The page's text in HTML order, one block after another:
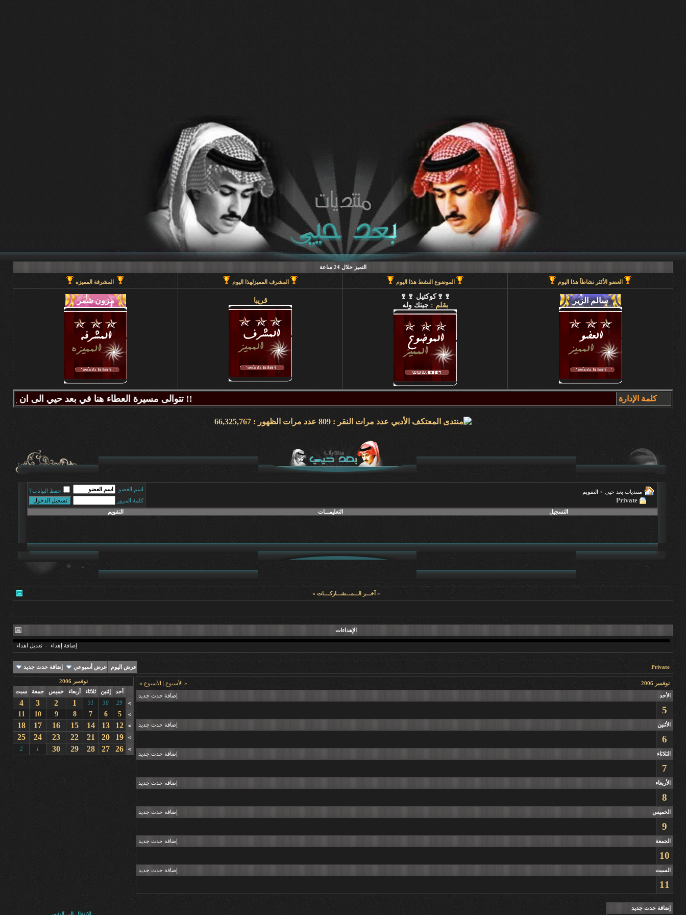
التميز خلال 24 ساعة
العضو الأكثر نشاطاً هذا اليوم الموضوع النشط هذا اليوم المشرف المميزلهذا اليوم المشرفة المميزه
🍷🍷كوكتيل 🍷🍷
بقلم : جيتك وله
قريبا
كلمة الإدارة
منتديات بعد حيي > التقويم
Private
اسم العضو
حفظ البيانات؟
كلمة المرور
التسجيل
التعليمـــات التقويم
« آخـــر الـــمـــشـــاركــــات »
الإهداءات
إضافة إهداء - تعديل اهداء
Private عرض اليوم عرض أسبوعي إضافة حدث جديد
« الأسبوع الأسبوع » نوفمبر 2006
إضافة حدث جديد الأحد
5
إضافة حدث جديد الأثنين
6
إضافة حدث جديد الثلاثاء
7
إضافة حدث جديد الأربعاء
8
إضافة حدث جديد الخميس
9
إضافة حدث جديد الجمعة
10
إضافة حدث جديد السبت
11
نوفمبر 2006
أحد
إثنين ثلاثاء أربعاء خميس جمعة سبت
>
29
30
31
1
2
3
4
>
5
6
7
8
9
10
11
>
12
13
14
15
16
17
18
>
19
20
21
22
23
24
25
>
26
27
28
29
30
1
2
إضافة حدث جديد